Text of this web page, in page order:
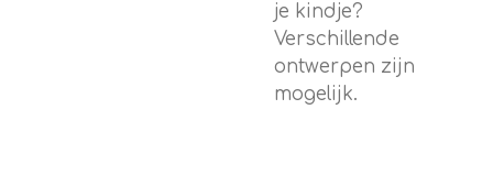
je kindje?
Verschillende
ontwerpen zijn
mogelijk.